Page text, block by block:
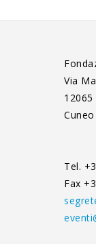
Via
12065
Cuneo
Tel.
Fax